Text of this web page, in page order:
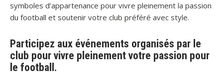
symboles d’appartenance pour vivre pleinement la passion
du football et soutenir votre club préféré avec style.
Participez aux événements organisés par le
club pour vivre pleinement votre passion pour
le football.